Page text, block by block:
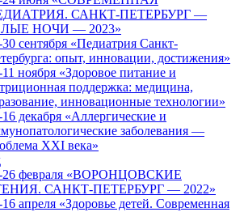
САНКТ-ПЕТЕРБУРГ —
НОЧИ — 2023»
30 сентября «Педиатрия Санкт-
опыт, инновации, достижения»
11 ноября «Здоровое питание и
поддержка: медицина,
инновационные технологии»
16 декабря «Аллергические и
заболевания —
XXI века»
26 февраля «ВОРОНЦОВСКИЕ
САНКТ-ПЕТЕРБУРГ — 2022»
16 апреля «Здоровье детей. Современная